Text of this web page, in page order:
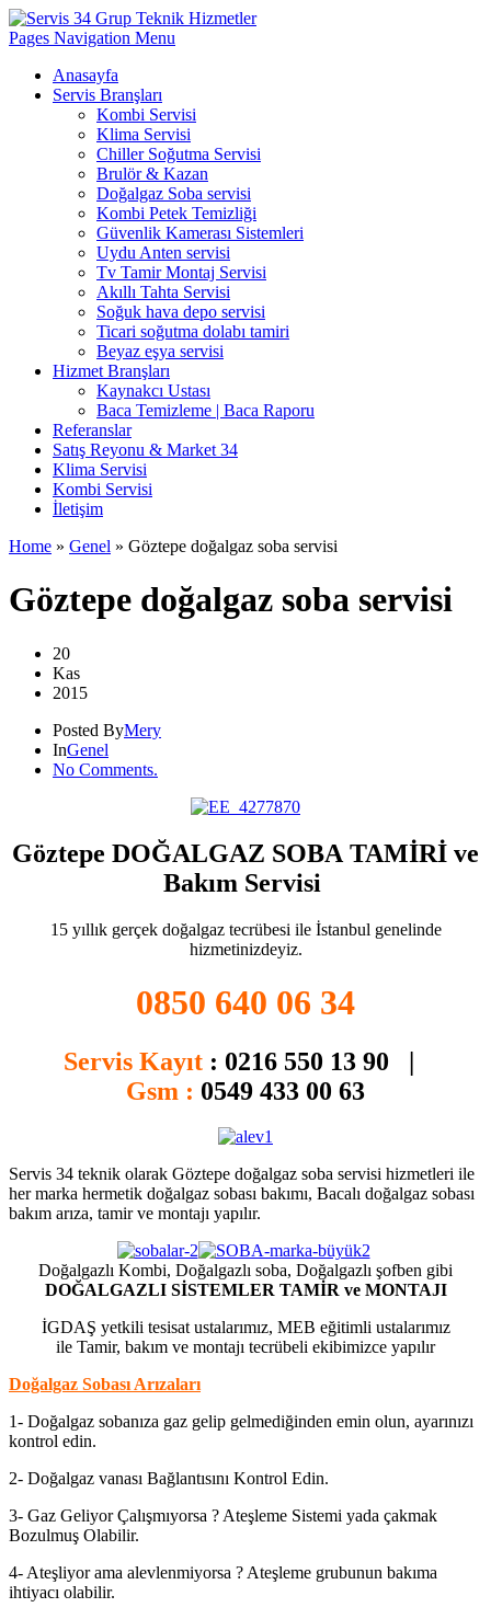
Pages Navigation Menu
Anasayfa
Servis Branşları
Kombi Servisi
Klima Servisi
Chiller Soğutma Servisi
Brulör & Kazan
Doğalgaz Soba servisi
Kombi Petek Temizliği
Güvenlik Kamerası Sistemleri
Uydu Anten servisi
Tv Tamir Montaj Servisi
Akıllı Tahta Servisi
Soğuk hava depo servisi
Ticari soğutma dolabı tamiri
Beyaz eşya servisi
Hizmet Branşları
Kaynakcı Ustası
Baca Temizleme | Baca Raporu
Referanslar
Satış Reyonu & Market 34
Klima Servisi
Kombi Servisi
İletişim
Home » Genel » Göztepe doğalgaz soba servisi
Göztepe doğalgaz soba servisi
20
Kas
2015
Posted ByMery
InGenel
No Comments.
Göztepe DOĞALGAZ SOBA TAMİRİ ve
Bakım Servisi
15 yıllık gerçek doğalgaz tecrübesi ile İstanbul genelinde
hizmetinizdeyiz.
0850 640 06 34
Servis Kayıt : 0216 550 13 90 |
Gsm : 0549 433 00 63
Servis 34 teknik olarak Göztepe doğalgaz soba servisi hizmetleri ile
her marka hermetik doğalgaz sobası bakımı, Bacalı doğalgaz sobası
bakım arıza, tamir ve montajı yapılır.
Doğalgazlı Kombi, Doğalgazlı soba, Doğalgazlı şofben gibi
DOĞALGAZLI SİSTEMLER TAMİR ve MONTAJI
İGDAŞ yetkili tesisat ustalarımız, MEB eğitimli ustalarımız
ile Tamir, bakım ve montajı tecrübeli ekibimizce yapılır
Doğalgaz Sobası Arızaları
1- Doğalgaz sobanıza gaz gelip gelmediğinden emin olun, ayarınızı
kontrol edin.
2- Doğalgaz vanası Bağlantısını Kontrol Edin.
3- Gaz Geliyor Çalışmıyorsa ? Ateşleme Sistemi yada çakmak
Bozulmuş Olabilir.
4- Ateşliyor ama alevlenmiyorsa ? Ateşleme grubunun bakıma
ihtiyacı olabilir.